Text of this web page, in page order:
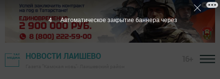
НОВОСТИ ЛАИШЕВО
3 Автоматическое закрытие баннера через